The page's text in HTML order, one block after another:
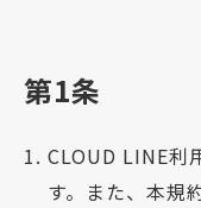
第1条
CLOUD LINE利
す。また、本規